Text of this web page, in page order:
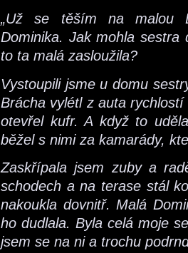
„Už se těším na malou
Dominika. Jak mohla
to ta malá zasloužila?
Vystoupili jsme u domu
Brácha vylétl z auta
otevřel kufr. A když to
běžel s nimi za kamarády,
Zaskřípala jsem zuby a
schodech a na terase stál
nakoukla dovnitř. Malá
ho dudlala. Byla celá moje
jsem se na ni a trochu